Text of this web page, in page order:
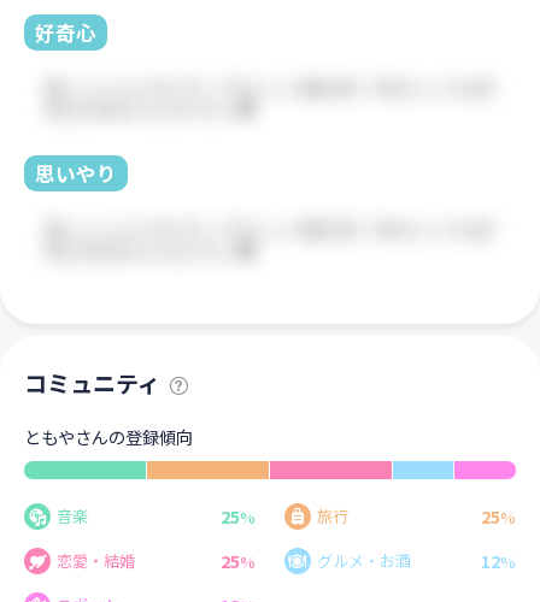
好奇心
思いやり
コミュニティ
ともやさんの登録傾向
音楽 25% 旅行 25%
恋愛・結婚
25% グルメ・お酒 12%